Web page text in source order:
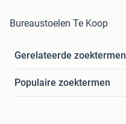
Bureaustoelen Te Koop
Gerelateerde zoektermen
Populaire zoektermen